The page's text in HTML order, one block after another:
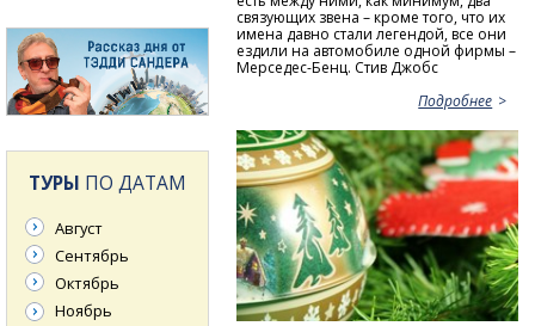
связующих звена – кроме того, что их
имена давно стали легендой, все они
ездили на автомобиле одной фирмы –
Мерседес-Бенц. Стив Джобс
Подробнее
ТУРЫ ПО ДАТАМ
Август
Сентябрь
Октябрь
Ноябрь